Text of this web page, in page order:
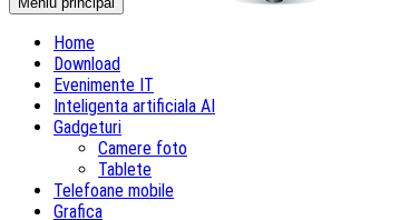
Home
Download
Evenimente IT
Inteligenta artificiala AI
Gadgeturi
Camere foto
Tablete
Telefoane mobile
Grafica